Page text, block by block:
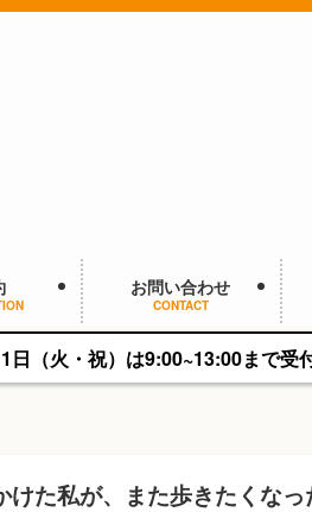
お問い合わせ
CONTACT
まで受付しています
た私が、また歩きたくなっ